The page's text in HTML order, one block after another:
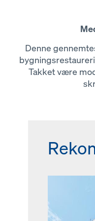
Denne
Takket være